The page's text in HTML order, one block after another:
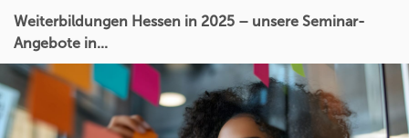
Weiterbildungen Hessen in 2025 – unsere Seminar-
Angebote in...